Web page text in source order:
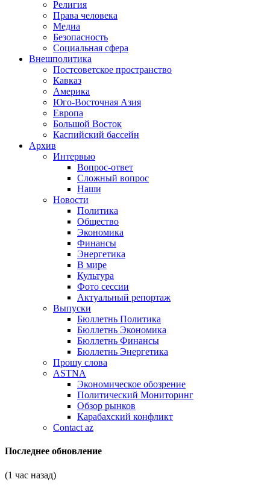
Религия
Права человека
Медиа
Безопасность
Социальная сфера
Внешполитика
Постсоветское пространство
Кавказ
Америка
Юго-Восточная Азия
Европа
Большой Восток
Каспийский бассейн
Архив
Интервью
Вопрос-ответ
Сложный вопрос
Наши
Новости
Политика
Общество
Экономика
Финансы
Энергетика
В мире
Культура
Фото сессии
Актуальный репортаж
Выпуски
Бюллетнь Политика
Бюллетнь Экономика
Бюллетнь Финансы
Бюллетнь Энергетика
Прошу слова
ASTNA
Экономическое обозрение
Политический Мониторинг
Обзор рынков
Карабахский конфликт
Contact az
Последнее обновление
(1 час назад)